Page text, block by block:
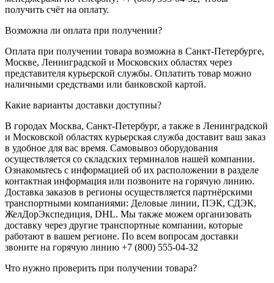
получить счёт на оплату.
Возможна ли оплата при получении?
Оплата при получении товара возможна в Санкт-Петербурге,
Москве, Ленинградской и Московских областях через
представителя курьерской службы. Оплатить товар можно
наличными средствами или банковской картой.
Какие варианты доставки доступны?
В городах Москва, Санкт-Петербург, а также в Ленинградской
и Московской областях курьерская служба доставит ваш заказ
в удобное для вас время. Самовывоз оборудования
осуществляется со складских терминалов нашей компании.
Ознакомьтесь с информацией об их расположении в разделе
контактная информация или позвоните на горячую линию.
Доставка заказов в регионы осуществляется партнёрскими
транспортными компаниями: Деловые линии, ПЭК, СДЭК,
ЖелДорЭкспедиция, DHL. Мы также можем организовать
доставку через другие транспортные компании, которые
работают в вашем регионе. По всем вопросам доставки
звоните на горячую линию +7 (800) 555-04-32
Что нужно проверить при получении товара?